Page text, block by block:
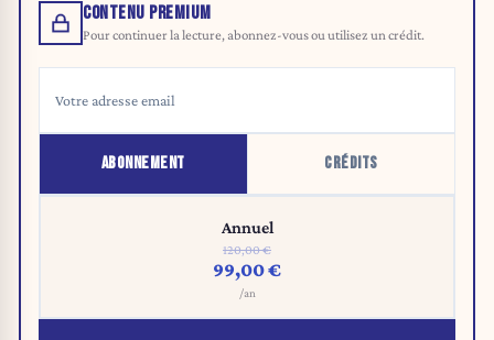
CONTENU PREMIUM
Pour continuer la lecture, abonnez-vous ou utilisez un crédit.
ABONNEMENT CRÉDITS
Annuel
120,00 €
99,00 €
/an